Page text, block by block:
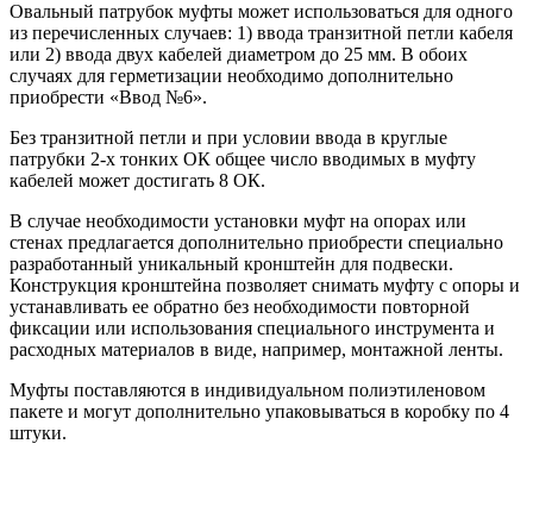
Овальный патрубок муфты может использоваться для одного
из перечисленных случаев: 1) ввода транзитной петли кабеля
или 2) ввода двух кабелей диаметром до 25 мм. В обоих
случаях для герметизации необходимо дополнительно
приобрести «Ввод №6».
Без транзитной петли и при условии ввода в круглые
патрубки 2-х тонких ОК общее число вводимых в муфту
кабелей может достигать 8 ОК.
В случае необходимости установки муфт на опорах или
стенах предлагается дополнительно приобрести специально
разработанный уникальный кронштейн для подвески.
Конструкция кронштейна позволяет снимать муфту с опоры и
устанавливать ее обратно без необходимости повторной
фиксации или использования специального инструмента и
расходных материалов в виде, например, монтажной ленты.
Муфты поставляются в индивидуальном полиэтиленовом
пакете и могут дополнительно упаковываться в коробку по 4
штуки.